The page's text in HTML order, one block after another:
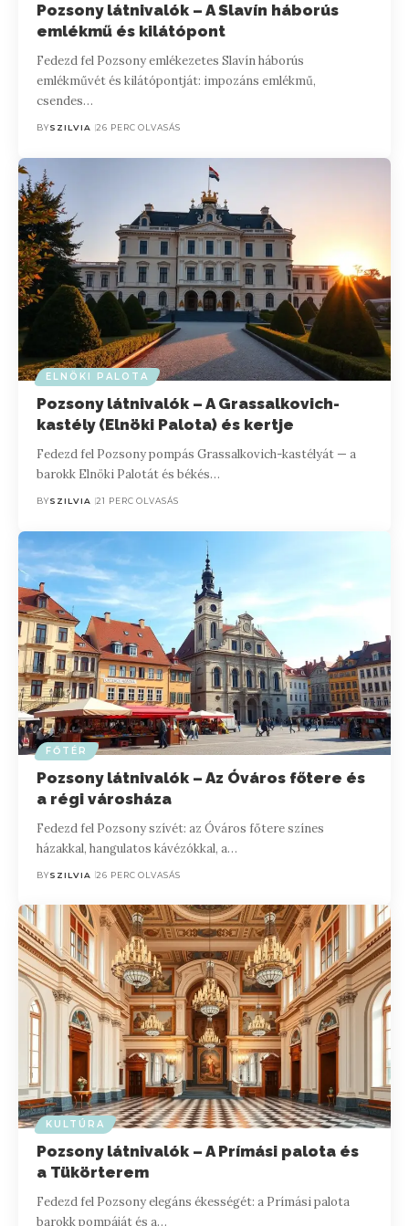
Pozsony látnivalók – A Slavín háborús
emlékmű és kilátópont
Fedezd fel Pozsony emlékezetes Slavín háborús
emlékművét és kilátópontját: impozáns emlékmű,
csendes…
BYSZILVIA 26 PERC OLVASÁS
ELNÖKI PALOTA
Pozsony látnivalók – A Grassalkovich-
kastély (Elnöki Palota) és kertje
Fedezd fel Pozsony pompás Grassalkovich-kastélyát — a
barokk Elnöki Palotát és békés…
BYSZILVIA 21 PERC OLVASÁS
FŐTÉR
Pozsony látnivalók – Az Óváros főtere és
a régi városháza
Fedezd fel Pozsony szívét: az Óváros főtere színes
házakkal, hangulatos kávézókkal, a…
BYSZILVIA 26 PERC OLVASÁS
KULTÚRA
Pozsony látnivalók – A Prímási palota és
a Tükörterem
Fedezd fel Pozsony elegáns ékességét: a Prímási palota
barokk pompáját és a…